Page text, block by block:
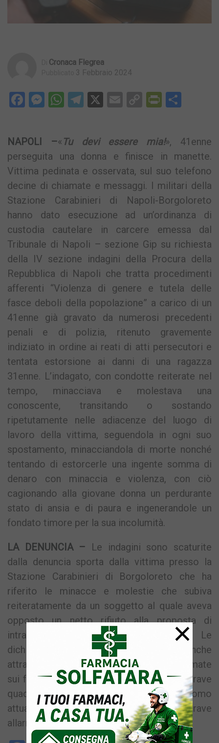
Cronaca Flegrea
3 Febbraio 2024
Facebook
Messenger
WhatsApp
Telegram
X EmailCopy
NAPOLI –« Tu devi essere mia!», 41enne
perseguita una donna e finisce in manette.
Vittima pedinata e osservata, sul suo telefono
decine di chiamate e messaggi. I militari della
Stazione Carabinieri di Napoli-Borgoloreto
hanno dato esecuzione ad un’ordinanza di
custodia cautelare in carcere emessa dal
Tribunale di Napoli – sezione Gip su richiesta
della IV sezione indagini della Procura della
Repubblica di Napoli che tratta procedimenti
afferenti “Violenza di genere e tutela delle
fasce deboli della popolazione” a carico di un
41enne già gravato da numerosi precedenti
penali e di polizia, ritenuto gravemente
indiziato in ordine ai reati di atti persecutori e
tentata estorsione ai danni di una ragazza
31enne. L’indagato, con condotte reiterate nel
tempo, minacciava e molestava una
conoscente, transitando o sostando
ripetutamente nelle adiacenze del luogo di
lavoro della vittima, seguendola in ogni suo
spostamento, minacciandola di morte nonché
tentando di estorcerle una ingente somma di
denaro con minaccia e violenza, con ciò
cagionando alla giovane donna un perdurante
stato di ansia e di paura e ingenerandole un
fondato timore per la sua incolumità.
LA DENUNCIA – Le indagini sono scaturite
dalla denuncia sporta dalla vittima presso la
Stazione Carabinieri di Borgoloreto che ha
riferito le minacce e molestie che subiva
reiteratamente da un soggetto al quale aveva
opposto un netto rifiuto alla proposta di
intraprendere una relazione con lui. Le
dichiarazioni della vittima, riscontrate anche
attraverso l’escussione di persone informate
sui fatti, hanno permesso di delineare un grave
quadro indiziario a carico dell’uomo
attualmente ristretto in ordine ai delitti di grave
allarme sociale sopra indicati.
×